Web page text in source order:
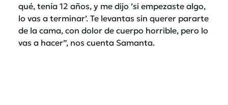
qué, tenía 12 años, y me dijo ’si empezaste algo,
lo vas a terminar’. Te levantas sin querer pararte
de la cama, con dolor de cuerpo horrible, pero lo
vas a hacer”, nos cuenta Samanta.